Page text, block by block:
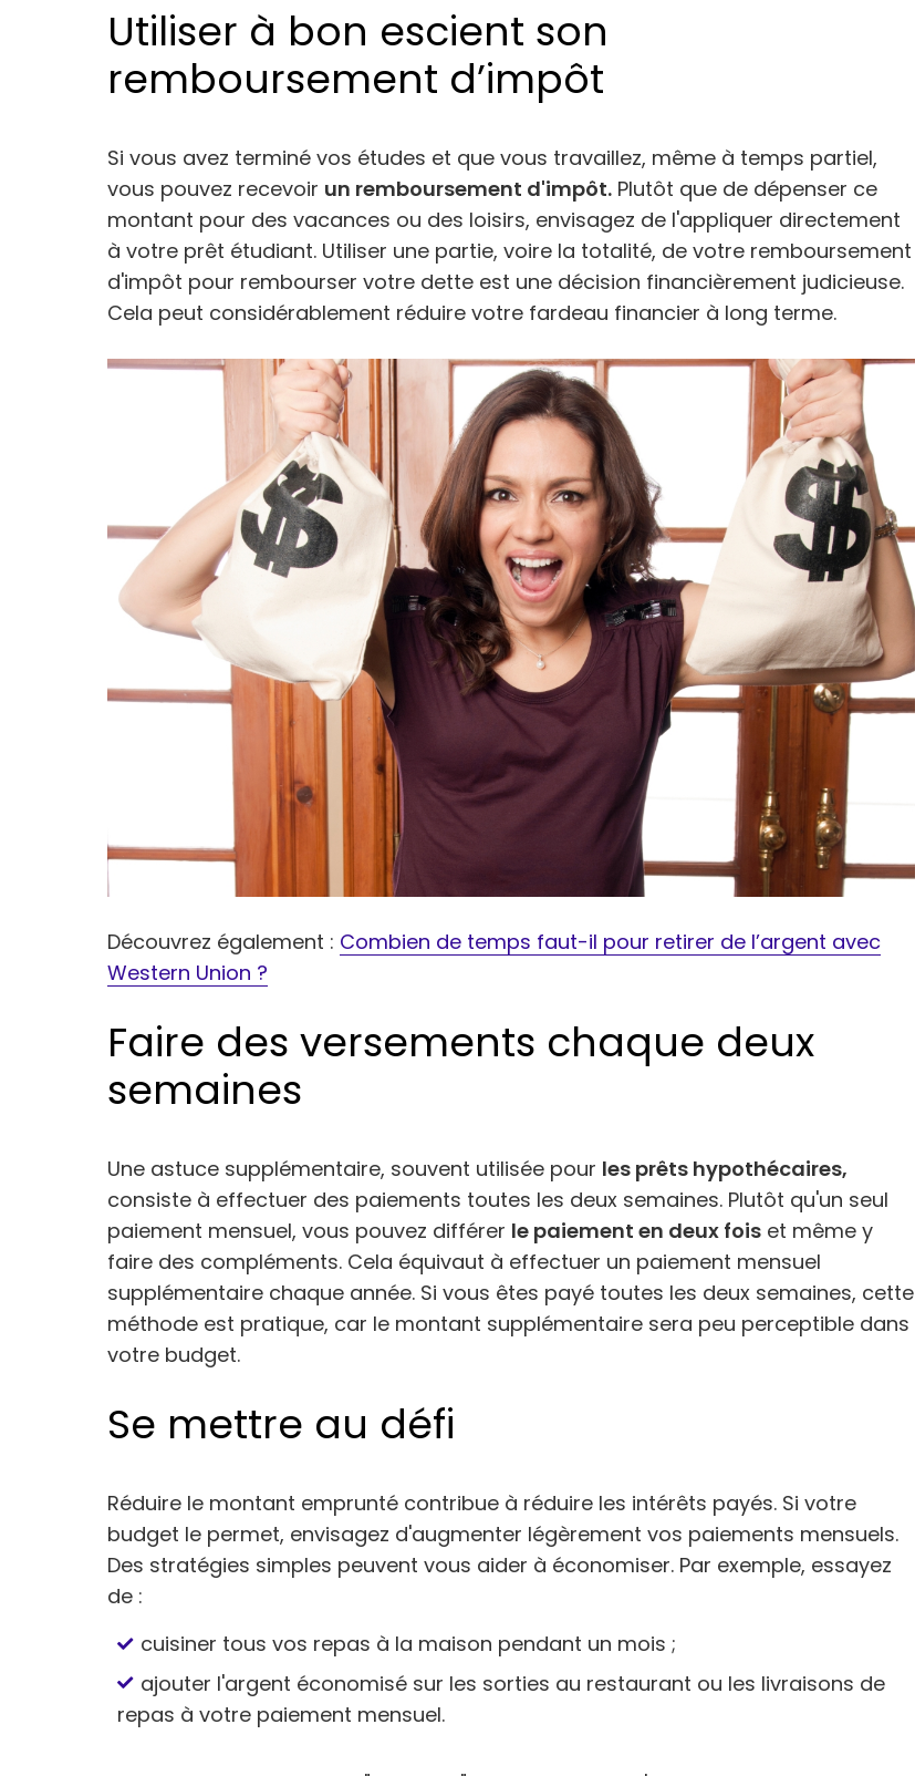
Utiliser à bon escient son
remboursement d’impôt
Si vous avez terminé vos études et que vous travaillez, même à temps partiel,
vous pouvez recevoir un remboursement d'impôt. Plutôt que de dépenser ce
montant pour des vacances ou des loisirs, envisagez de l'appliquer directement
à votre prêt étudiant. Utiliser une partie, voire la totalité, de votre remboursement
d'impôt pour rembourser votre dette est une décision financièrement judicieuse.
Cela peut considérablement réduire votre fardeau financier à long terme.
Découvrez également : Combien de temps faut-il pour retirer de l’argent avec
Western Union ?
Faire des versements chaque deux
semaines
Une astuce supplémentaire, souvent utilisée pour les prêts hypothécaires,
consiste à effectuer des paiements toutes les deux semaines. Plutôt qu'un seul
paiement mensuel, vous pouvez différer le paiement en deux fois et même y
faire des compléments. Cela équivaut à effectuer un paiement mensuel
supplémentaire chaque année. Si vous êtes payé toutes les deux semaines, cette
méthode est pratique, car le montant supplémentaire sera peu perceptible dans
votre budget.
Se mettre au défi
Réduire le montant emprunté contribue à réduire les intérêts payés. Si votre
budget le permet, envisagez d'augmenter légèrement vos paiements mensuels.
Des stratégies simples peuvent vous aider à économiser. Par exemple, essayez
de :
cuisiner tous vos repas à la maison pendant un mois ;
ajouter l'argent économisé sur les sorties au restaurant ou les livraisons de
repas à votre paiement mensuel.